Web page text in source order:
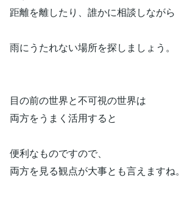
距離を離したり、誰かに相談しながら
雨にうたれない場所を探しましょう。
目の前の世界と不可視の世界は
両方をうまく活用すると
便利なものですので、
両方を見る観点が大事とも言えますね。